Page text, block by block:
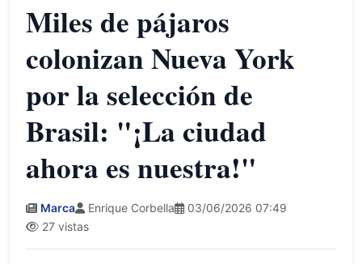
Miles de pájaros
colonizan Nueva York
por la selección de
Brasil: "¡La ciudad
ahora es nuestra!"
Marca Enrique Corbella
03/06/2026 07:49
27 vistas